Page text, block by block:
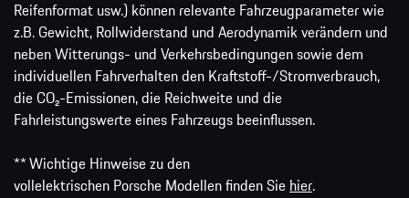
Reifenformat usw.) können relevante Fahrzeugparameter wie
z.B. Gewicht, Rollwiderstand und Aerodynamik verändern und
neben Witterungs- und Verkehrsbedingungen sowie dem
individuellen Fahrverhalten den Kraftstoff-/Stromverbrauch,
die CO₂-Emissionen, die Reichweite und die
Fahrleistungswerte eines Fahrzeugs beeinflussen.
** Wichtige Hinweise zu den
vollelektrischen Porsche Modellen finden Sie hier.